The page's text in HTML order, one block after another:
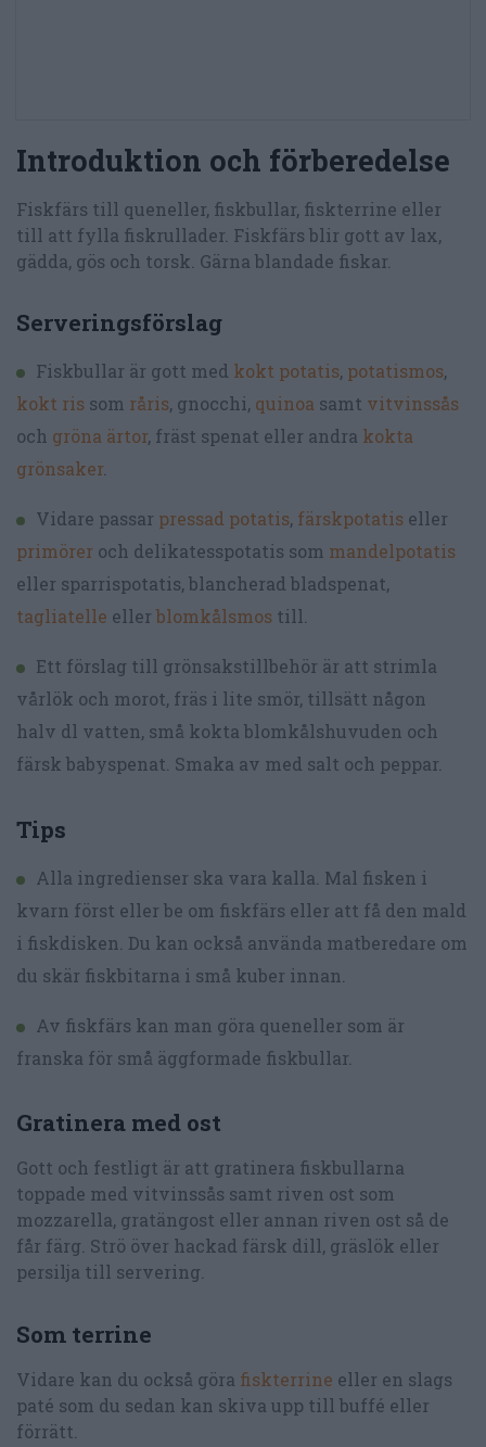
Introduktion och förberedelse
Fiskfärs till queneller, fiskbullar, fiskterrine eller
till att fylla fiskrullader. Fiskfärs blir gott av lax,
gädda, gös och torsk. Gärna blandade fiskar.
Serveringsförslag
Fiskbullar är gott med kokt potatis, potatismos,
kokt ris som råris, gnocchi, quinoa samt vitvinssås
och gröna ärtor, fräst spenat eller andra kokta
grönsaker.
Vidare passar pressad potatis, färskpotatis eller
primörer och delikatesspotatis som mandelpotatis
eller sparrispotatis, blancherad bladspenat,
tagliatelle eller blomkålsmos till.
Ett förslag till grönsakstillbehör är att strimla
vårlök och morot, fräs i lite smör, tillsätt någon
halv dl vatten, små kokta blomkålshuvuden och
färsk babyspenat. Smaka av med salt och peppar.
Tips
Alla ingredienser ska vara kalla. Mal fisken i
kvarn först eller be om fiskfärs eller att få den mald
i fiskdisken. Du kan också använda matberedare om
du skär fiskbitarna i små kuber innan.
Av fiskfärs kan man göra queneller som är
franska för små äggformade fiskbullar.
Gratinera med ost
Gott och festligt är att gratinera fiskbullarna
toppade med vitvinssås samt riven ost som
mozzarella, gratängost eller annan riven ost så de
får färg. Strö över hackad färsk dill, gräslök eller
persilja till servering.
Som terrine
Vidare kan du också göra fiskterrine eller en slags
paté som du sedan kan skiva upp till buffé eller
förrätt.